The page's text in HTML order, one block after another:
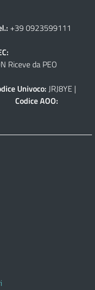
+39 0923599111
Riceve da PEO
Univoco: JRJ8YE |
Codice AOO: